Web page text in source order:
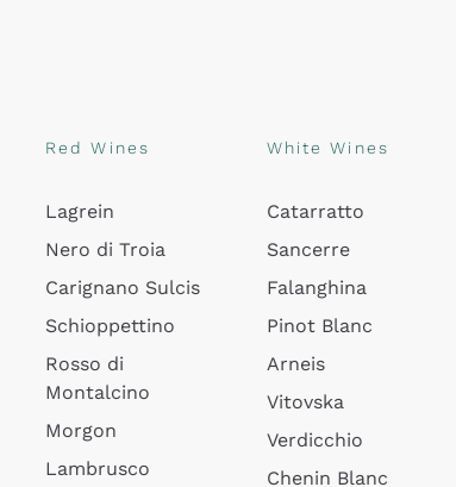
Red Wines
Lagrein
Nero di Troia
Carignano Sulcis
Schioppettino
Rosso di
Montalcino
Morgon
Lambrusco
White Wines
Catarratto
Sancerre
Falanghina
Pinot Blanc
Arneis
Vitovska
Verdicchio
Chenin Blanc